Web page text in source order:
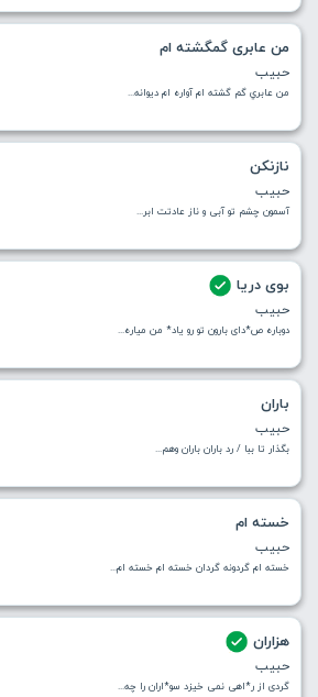
من عابری گمگشته ام
حبیب
من عابري گم گشته ام آواره ام ديوانه...
نازنکن
حبیب
آسمون چشم تو آبی و ناز عادتت ابر...
بوی دریا
حبیب
دوباره ص*دای بارون تو رو یاد* من میاره...
باران
حبیب
بگذار تا ببا / رد باران باران وهم...
خسته ام
حبیب
خسته ام گردونه گردان خسته ام خسته ام...
هزاران
حبیب
گردی از ر*اهی نمی خیزد سو*اران را چه...